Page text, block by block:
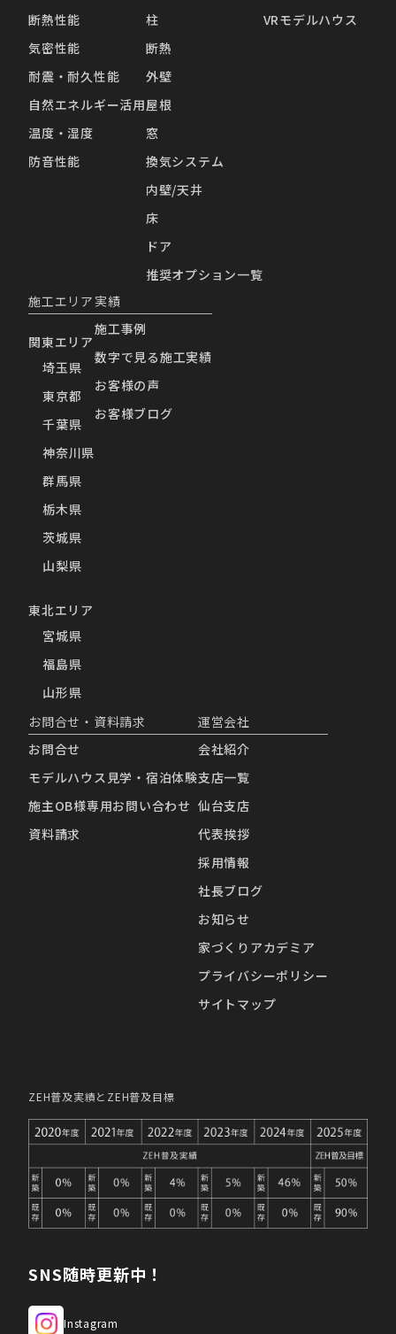
断熱性能
気密性能
耐震・耐久性能
自然エネルギー活用
温度・湿度
防音性能
柱
断熱
外壁
屋根
窓
換気システム
内壁/天井
床
ドア
推奨オプション一覧
VRモデルハウス
施工エリア
関東エリア
埼玉県
東京都
千葉県
神奈川県
群馬県
栃木県
茨城県
山梨県
東北エリア
宮城県
福島県
山形県
実績
施工事例
数字で見る施工実績
お客様の声
お客様ブログ
お問合せ・資料請求
お問合せ
モデルハウス見学・宿泊体験
施主OB様専用お問い合わせ
資料請求
運営会社
会社紹介
支店一覧
仙台支店
代表挨拶
採用情報
社長ブログ
お知らせ
家づくりアカデミア
プライバシーポリシー
サイトマップ
ZEH普及実績とZEH普及目標
SNS随時更新中！
Instagram